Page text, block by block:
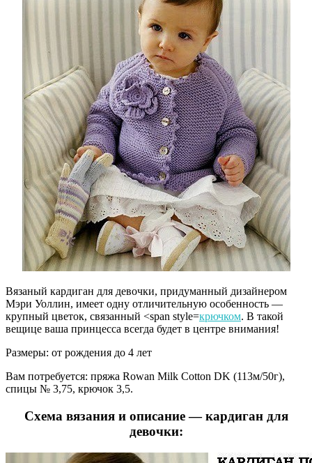
Вязаный кардиган для девочки, придуманный дизайнером
Мэри Уоллин, имеет одну отличительную особенность —
крупный цветок, связанный <span style=крючком. В такой
вещице ваша принцесса всегда будет в центре внимания!
Размеры: от рождения до 4 лет
Вам потребуется: пряжа Rowan Milk Cotton DK (113м/50г),
спицы № 3,75, крючок 3,5.
Схема вязания и описание — кардиган для
девочки: